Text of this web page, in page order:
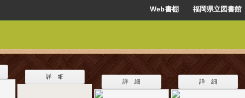
Web書棚 福岡県立図書館
詳 細
詳 細 詳 細